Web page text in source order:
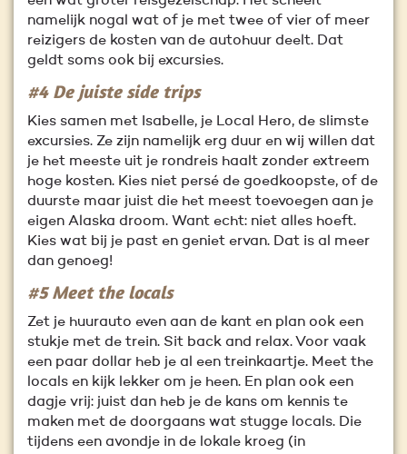
namelijk nogal wat of je met twee of vier of meer
reizigers de kosten van de autohuur deelt. Dat
geldt soms ook bij excursies.
#4 De juiste side trips
Kies samen met Isabelle, je Local Hero, de slimste
excursies. Ze zijn namelijk erg duur en wij willen dat
je het meeste uit je rondreis haalt zonder extreem
hoge kosten. Kies niet persé de goedkoopste, of de
duurste maar juist die het meest toevoegen aan je
eigen Alaska droom. Want echt: niet alles hoeft.
Kies wat bij je past en geniet ervan. Dat is al meer
dan genoeg!
#5 Meet the locals
Zet je huurauto even aan de kant en plan ook een
stukje met de trein. Sit back and relax. Voor vaak
een paar dollar heb je al een treinkaartje. Meet the
locals en kijk lekker om je heen. En plan ook een
dagje vrij: juist dan heb je de kans om kennis te
maken met de doorgaans wat stugge locals. Die
tijdens een avondje in de lokale kroeg (in